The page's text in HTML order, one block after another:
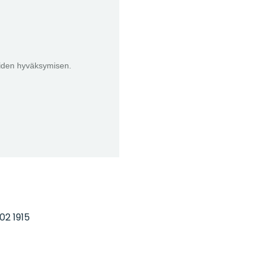
hyväksymisen.
1915